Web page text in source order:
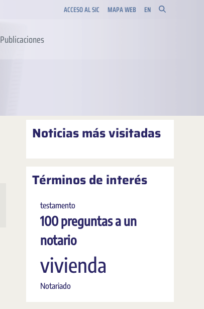
ACCESO AL SIC MAPA WEB EN
Publicaciones
Noticias más visitadas
Términos de interés
testamento
100 preguntas a un
notario
vivienda
Notariado